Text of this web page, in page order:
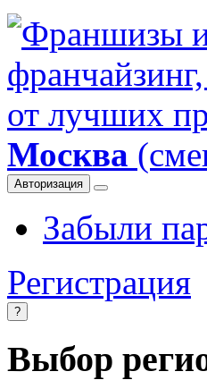
Москва
Авторизация
Забыли
Регистрация
?
Выбор